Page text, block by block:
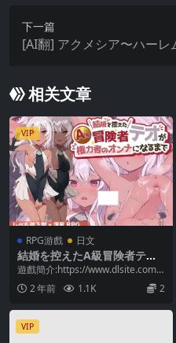
下一篇
[AI翻] アクメシア〜ハーレム孕ませ狩人生活〜 [簡
相关文章
VIP
RPG游戲 日文
結婚を控えたA級冒険者テオ
が権力者のオンナになるまで
遊戲簡介:https://www.dlsite.com/
maniax/work/...
2 年前 1.1K 2
VIP